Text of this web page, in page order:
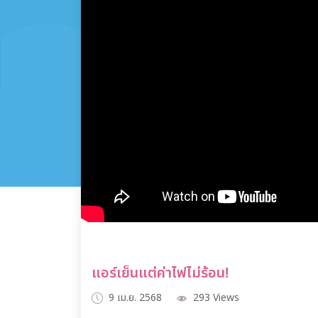
แอร์เย็นแต่ค่าไฟไม่ร้อน!
9 เม.ย. 2568 293 Views